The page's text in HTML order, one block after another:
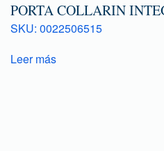
PORTA COLLARIN
SKU: 0022506515
Leer más